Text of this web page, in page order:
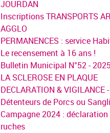
JOURDAN
Inscriptions TRANSPORTS
AGGLO
PERMANENCES : service
Le recensement à 16 ans !
Bulletin Municipal N°52 -
LA SCLEROSE EN PLAQUE
DECLARATION & VIGILANCE -
Détenteurs de Porcs ou
Campagne 2024 : déclaration
ruches